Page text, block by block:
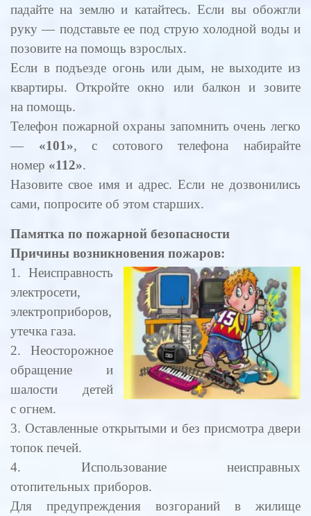
падайте на землю и катайтесь. Если вы обожгли
руку — подставьте ее под струю холодной воды и
позовите на помощь взрослых.
Если в подъезде огонь или дым, не выходите из
квартиры. Откройте окно или балкон и зовите
на помощь.
Телефон пожарной охраны запомнить очень легко
— «101», с сотового телефона набирайте
номер «112».
Назовите свое имя и адрес. Если не дозвонились
сами, попросите об этом старших.
Памятка по пожарной безопасности
Причины возникновения пожаров:
1. Неисправность
электросети,
электроприборов,
утечка газа.
2. Неосторожное
обращение и
шалости детей
с огнем.
3. Оставленные открытыми и без присмотра двери
топок печей.
4. Использование неисправных
отопительных приборов.
Для предупреждения возгораний в жилище